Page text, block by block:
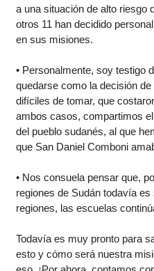
a una situación de alto riesgo
otros 11 han decidido
en sus misiones.
• Personalmente, soy testigo
quedarse como la decisión
difíciles de tomar, que
ambos casos, compartimos
del pueblo sudanés, al que
que San Daniel Comboni
• Nos consuela pensar que,
regiones de Sudán todavía es
regiones, las escuelas
Todavía es muy pronto para
esto y cómo será nuestra